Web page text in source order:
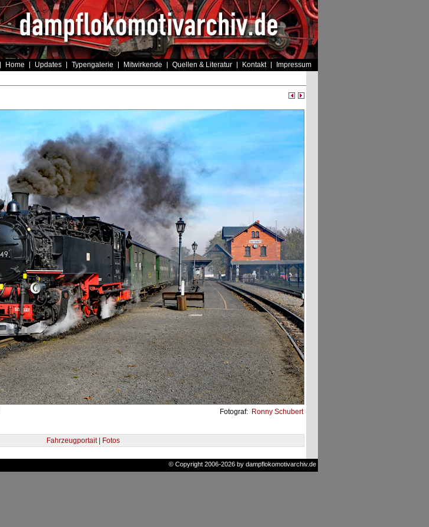
Home Updates Typengalerie Mitwirkende Quellen & Literatur Kontakt Impressum
Fotograf: Ronny Schubert
Fahrzeugportait | Fotos
© Copyright 2006-2026 by dampflokomotivarchiv.de